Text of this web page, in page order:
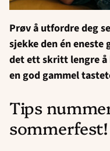
Prøv å utfordre deg
sjekke den én eneste
det ett skritt lengre
en god gammel
Tips
sommerfest!